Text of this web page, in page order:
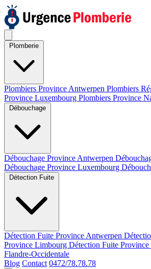
Plombiers Province Antwerpen Plombiers
Province Luxembourg Plombiers Province
Débouchage Province Antwerpen
Débouchage Province Luxembourg
Détection Fuite Province Antwerpen
Province Limbourg Détection Fuite
Flandre-Occidentale
Blog Contact 0472/78.78.78